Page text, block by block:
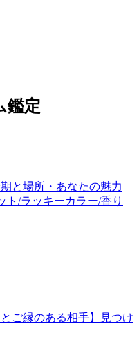
鑑定
と場所・あなたの魅力
ト/ラッキーカラー/香り
ご縁のある相手】見つけ